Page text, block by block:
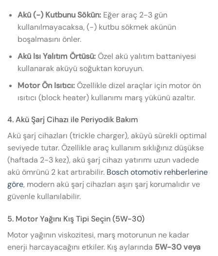
Akü (-) Kutbunu Sökün:Eğer araç 2-3 gün
kullanılmayacaksa, (-) kutbu sökmek akünün
boşalmasını önler.
Akü Isı Yalıtım Örtüsü:Özel akü yalıtım battaniyesi
kullanarak aküyü soğuktan koruyun.
Motor Ön Isıtıcı:Özellikle dizel araçlar için motor ön
ısıtıcı (block heater) kullanımı marş yükünü azaltır.
4. Akü Şarj Cihazı ile Periyodik Bakım
Akü şarj cihazları (trickle charger), aküyü sürekli optimal
seviyede tutar. Özellikle araç kullanım sıklığınız düşükse
(haftada 2-3 kez), akü şarj cihazı yatırımı uzun vadede
akü ömrünü 2 kat artırabilir. Bosch otomotiv rehberlerine
göre, modern akü şarj cihazları aşırı şarj korumalıdır ve
güvenle kullanılabilir.
5. Motor Yağını Kış Tipi Seçin (5W-30)
Motor yağının viskozitesi, marş motorunun ne kadar
enerji harcayacağını etkiler. Kış aylarında 5W-30 veya